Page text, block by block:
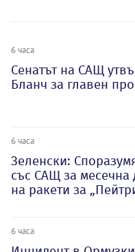
6 часа
Сенатът на САЩ
Бланч за главен
6 часа
Зеленски:
със САЩ за месечна
на ракети за
6 часа